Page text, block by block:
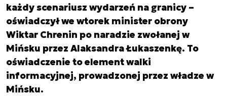
każdy scenariusz wydarzeń na granicy –
oświadczył we wtorek minister obrony
Wiktar Chrenin po naradzie zwołanej w
Mińsku przez Alaksandra Łukaszenkę. To
oświadczenie to element walki
informacyjnej, prowadzonej przez władze w
Mińsku.